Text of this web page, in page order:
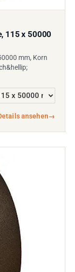
115 x 50000
mm, Korn
ansehen→